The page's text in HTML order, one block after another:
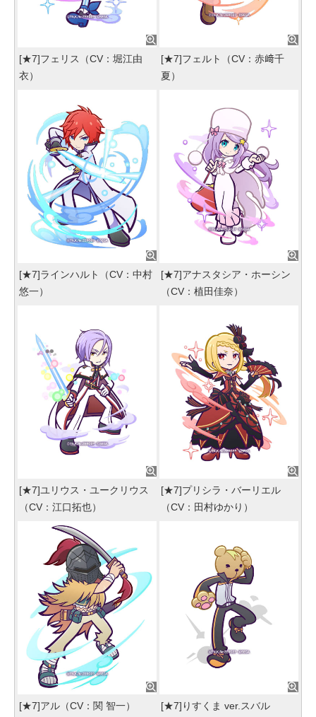
[★7]フェリス（CV：堀江由
衣）
[★7]フェルト（CV：赤﨑千
夏）
[★7]ラインハルト（CV：中村
悠一）
[★7]アナスタシア・ホーシン
（CV：植田佳奈）
[★7]ユリウス・ユークリウス
（CV：江口拓也）
[★7]プリシラ・バーリエル
（CV：田村ゆかり）
[★7]アル（CV：関 智一） [★7]りすくま ver.スバル